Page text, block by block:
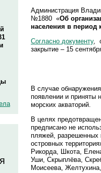
Администрация
№1880 «Об
населения в период
Согласно документу,
закрытие – 15
В случае
появлении и приняты
морских акваторий.
В целях
предписано не
пляжей, разрешенных
островных
Рикорда, Шкота,
Уши, Скрыплёва,
Моисеева,